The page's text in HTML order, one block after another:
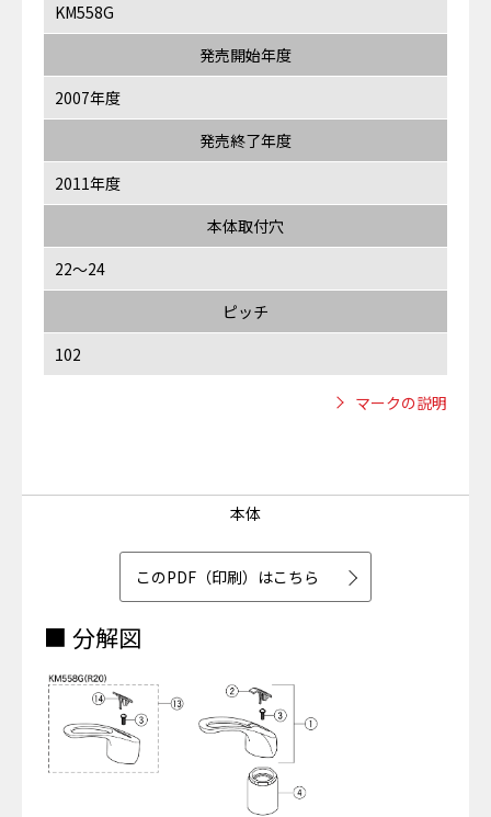
KM558G
発売開始年度
2007年度
発売終了年度
2011年度
本体取付穴
22～24
ピッチ
102
マークの説明
本体
このPDF（印刷）はこちら
■ 分解図